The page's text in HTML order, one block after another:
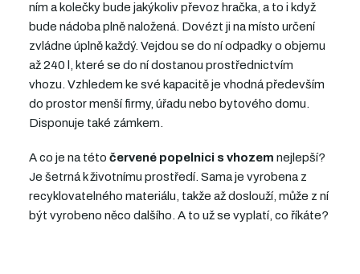
ním a kolečky bude jakýkoliv převoz hračka, a to i když
bude nádoba plně naložená. Dovézt ji na místo určení
zvládne úplně každý. Vejdou se do ní odpadky o objemu
až 240 l, které se do ní dostanou prostřednictvím
vhozu. Vzhledem ke své kapacitě je vhodná především
do prostor menší firmy, úřadu nebo bytového domu.
Disponuje také zámkem.
A co je na této červené popelnici s vhozem nejlepší?
Je šetrná k životnímu prostředí. Sama je vyrobena z
recyklovatelného materiálu, takže až doslouží, může z ní
být vyrobeno něco dalšího. A to už se vyplatí, co říkáte?